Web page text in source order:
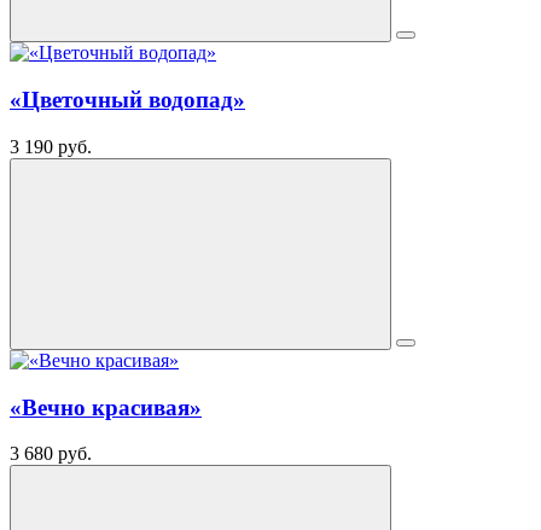
«Цветочный водопад»
3 190 руб.
«Вечно красивая»
3 680 руб.